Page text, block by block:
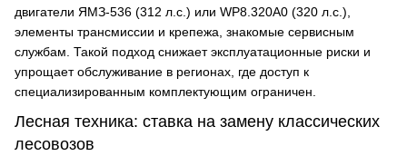
двигатели ЯМЗ-536 (312 л.с.) или WP8.320A0 (320 л.с.),
элементы трансмиссии и крепежа, знакомые сервисным
службам. Такой подход снижает эксплуатационные риски и
упрощает обслуживание в регионах, где доступ к
специализированным комплектующим ограничен.
Лесная техника: ставка на замену классических
лесовозов